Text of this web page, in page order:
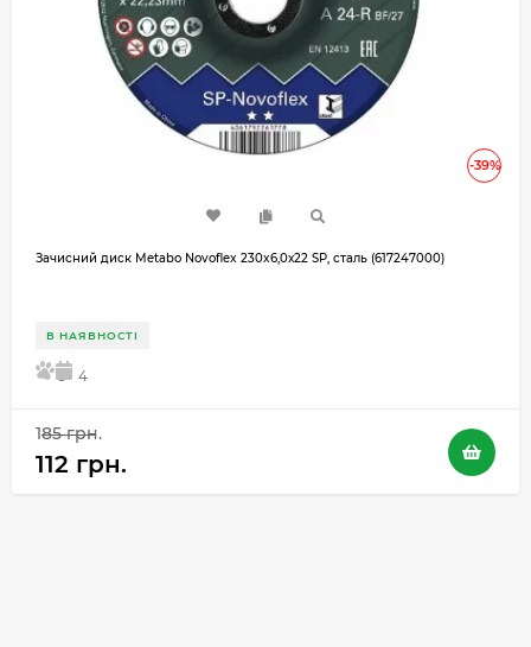
-39%
Зачисний диск Metabo Novoflex 230x6,0х22 SP, сталь (617247000)
В НАЯВНОСТІ
5 4
185 грн.
112 грн.